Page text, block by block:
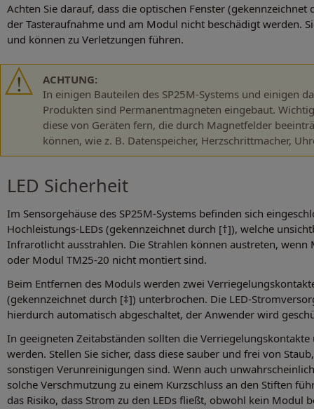
Achten Sie darauf, dass die optischen Fenster (gekennzeichnet
der Tasteraufnahme und am Modul nicht beschädigt werden.
und können zu Verletzungen führen.
ACHTUNG:
In einigen Bauteilen des SP25M-Systems und einigen
Produkten sind Permanentmagneten eingebaut.
diese von Geräten fern, die durch Magnetfelder
können, wie z. B. Datenspeicher, Herzschrittmacher,
LED Sicherheit
Im Sensorgehäuse des SP25M-Systems befinden sich
Hochleistungs-LEDs (gekennzeichnet durch [†]), welche
Infrarotlicht ausstrahlen. Die Strahlen können austreten, wenn
oder Modul TM25-20 nicht montiert sind.
Beim Entfernen des Moduls werden zwei
(gekennzeichnet durch [‡]) unterbrochen. Die LED-
hierdurch automatisch abgeschaltet, der Anwender wird
In geeigneten Zeitabständen sollten die
werden. Stellen Sie sicher, dass diese sauber und frei von
sonstigen Verunreinigungen sind. Wenn auch
solche Verschmutzung zu einem Kurzschluss an den Stiften
das Risiko, dass Strom zu den LEDs fließt, obwohl kein Modul